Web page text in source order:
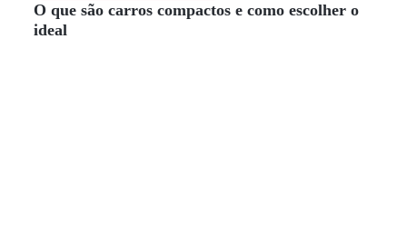
O que são carros compactos e como escolher o
ideal